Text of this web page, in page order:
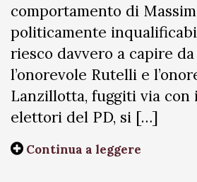
comportamento di
politicamente
riesco davvero a capire
l’onorevole Rutelli e
Lanzillotta, fuggiti via con
elettori del PD, si […]
Continua a leggere